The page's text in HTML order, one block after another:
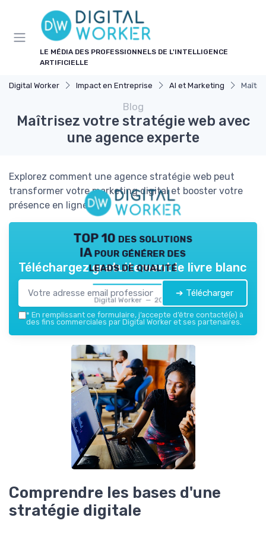
LE MÉDIA DES PROFESSIONNELS DE L'INTELLIGENCE
ARTIFICIELLE
Digital Worker Impact en Entreprise AI et Marketing
Blog
Maîtrisez votre stratégie web avec
une agence experte
Explorez comment une agence stratégie web peut
transformer votre marketing digital et booster votre
présence en ligne.
TOP 10 des solutions
IA pour générer des
leads de qualité
Digital Worker — 2026
Téléchargez gratuitement le livre blanc
➔ Télécharger
* En remplissant ce formulaire, j’accepte d’être contacté(e) à
des fins commerciales par Digital Worker et ses partenaires.
Comprendre les bases d'une
stratégie digitale